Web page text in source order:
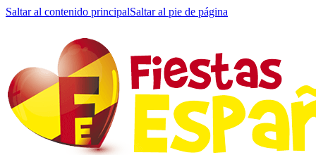
Saltar al contenido principalSaltar al pie de página